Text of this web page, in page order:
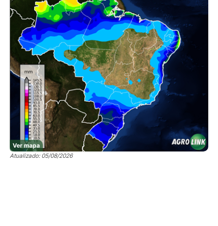
Ver mapa
Atualizado: 05/08/2026